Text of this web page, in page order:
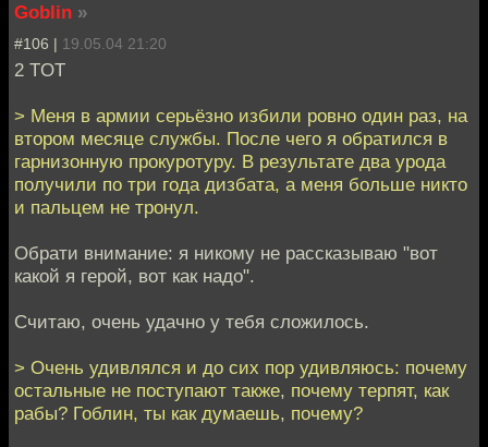
Goblin »
#106 | 19.05.04 21:20
2 TOT
> Меня в армии серьёзно избили ровно один раз, на
втором месяце службы. После чего я обратился в
гарнизонную прокуротуру. В результате два урода
получили по три года дизбата, а меня больше никто
и пальцем не тронул.
Обрати внимание: я никому не рассказываю "вот
какой я герой, вот как надо".
Считаю, очень удачно у тебя сложилось.
> Очень удивлялся и до сих пор удивляюсь: почему
остальные не поступают также, почему терпят, как
рабы? Гоблин, ты как думаешь, почему?